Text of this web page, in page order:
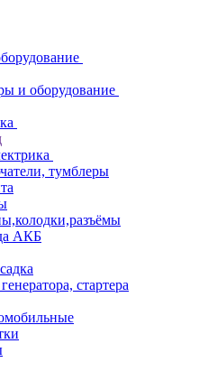
и оборудование
тумблеры
АКБ
стартера